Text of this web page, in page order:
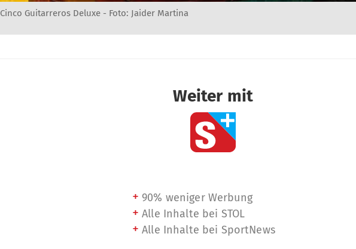
Cinco Guitarreros Deluxe - Foto: Jaider Martina